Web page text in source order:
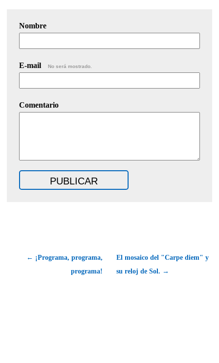
Nombre
E-mail No será mostrado.
Comentario
← ¡Programa, programa,
programa!
El mosaico del "Carpe diem" y
su reloj de Sol. →